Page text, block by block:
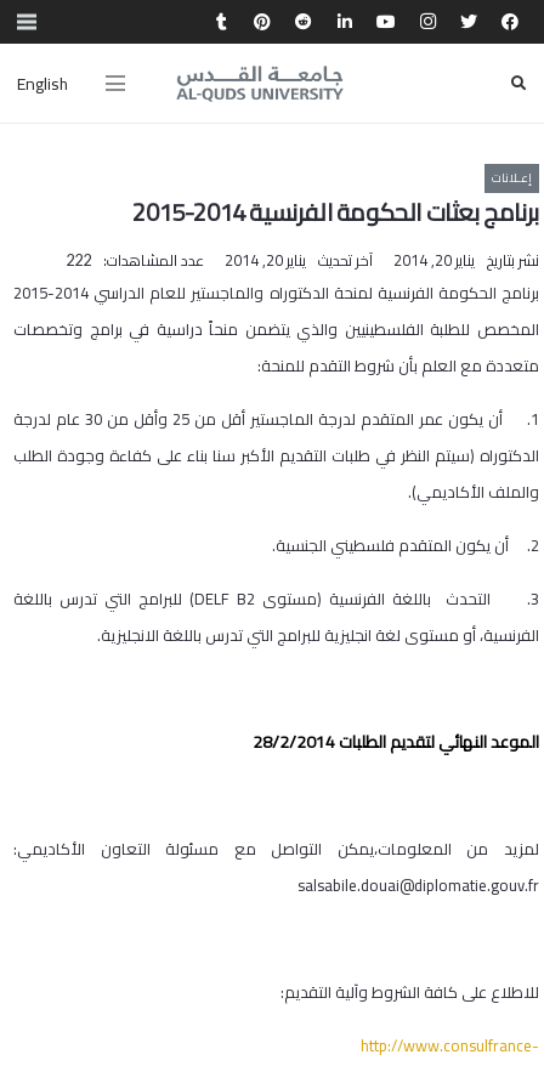
English
إعـلانات
برنامج بعثات الحكومة الفرنسية 2014-2015
نشر بتاريخ يناير 20, 2014 آخر تحديث يناير 20, 2014 عدد المشاهدات: 222
برنامج الحكومة الفرنسية لمنحة الدكتوراه والماجستير للعام الدراسي 2014-2015
المخصص للطلبة الفلسطينيين والذي يتضمن منحاً دراسية في برامج وتخصصات
متعددة مع العلم بأن شروط التقدم للمنحة:
1. أن يكون عمر المتقدم لدرجة الماجستير أقل من 25 وأقل من 30 عام لدرجة
الدكتوراه (سيتم النظر في طلبات التقديم الأكبر سنا بناء على كفاءة وجودة الطلب
والملف الأكاديمي).
2. أن يكون المتقدم فلسطيني الجنسية.
3. التحدث باللغة الفرنسية (مستوى
DELF B2) للبرامج التي تدرس باللغة
الفرنسية، أو مستوى لغة انجليزية للبرامج التي تدرس باللغة الانجليزية.
الموعد النهائي لتقديم الطلبات 28/2/2014
لمزيد من المعلومات،يمكن التواصل مع مسئولة التعاون الأكاديمي:
salsabile.douai@diplomatie.gouv.fr
للاطلاع على كافة الشروط وآلية التقديم:
http://www.consulfrance-